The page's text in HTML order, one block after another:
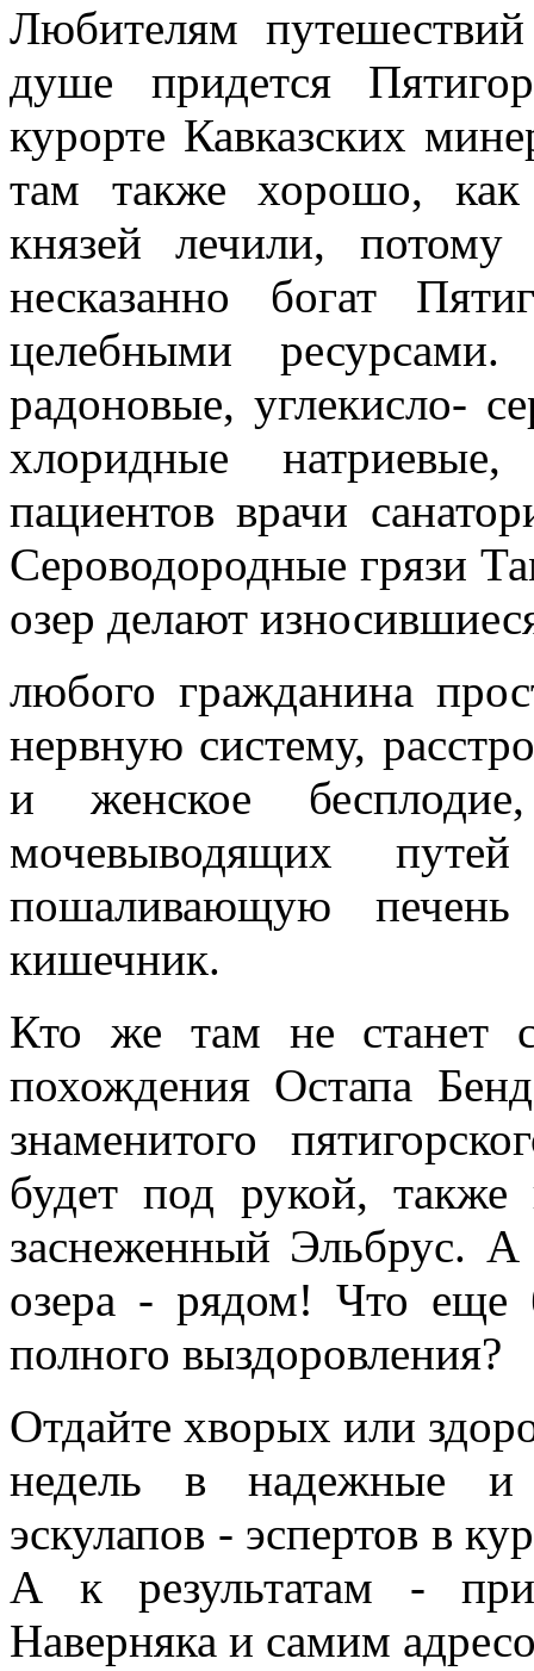
Любителям
душе придется
курорте Кавказских
там также хорошо,
князей лечили,
несказанно богат
целебными
радоновые, углекисло-
хлоридные
пациентов врачи
Сероводородные грязи
озер делают
любого гражданина
нервную систему,
и женское
мочевыводящих
пошаливающую
кишечник.
Кто же там не станет
похождения Остапа
знаменитого
будет под рукой,
заснеженный Эльбрус.
озера - рядом! Что еще
полного выздоровления?
Отдайте хворых или
недель в надежные и
эскулапов - эспертов в
А к результатам -
Наверняка и самим